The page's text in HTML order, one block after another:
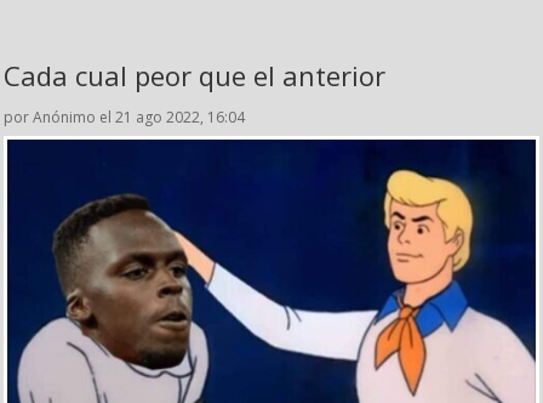
Cada cual peor que el anterior
por Anónimo el 21 ago 2022, 16:04